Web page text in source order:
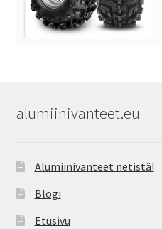
alumiinivanteet.eu
Alumiinivanteet netistä!
Blogi
Etusivu